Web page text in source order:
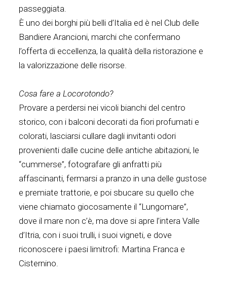
passeggiata.
È uno dei borghi più belli d’Italia ed è nel Club delle
Bandiere Arancioni, marchi che confermano
l’offerta di eccellenza, la qualità della ristorazione e
la valorizzazione delle risorse.
Cosa fare a Locorotondo?
Provare a perdersi nei vicoli bianchi del centro
storico, con i balconi decorati da fiori profumati e
colorati, lasciarsi cullare dagli invitanti odori
provenienti dalle cucine delle antiche abitazioni, le
“cummerse”, fotografare gli anfratti più
affascinanti, fermarsi a pranzo in una delle gustose
e premiate trattorie, e poi sbucare su quello che
viene chiamato giocosamente il “Lungomare”,
dove il mare non c’è, ma dove si apre l’intera Valle
d’Itria, con i suoi trulli, i suoi vigneti, e dove
riconoscere i paesi limitrofi: Martina Franca e
Cisternino.